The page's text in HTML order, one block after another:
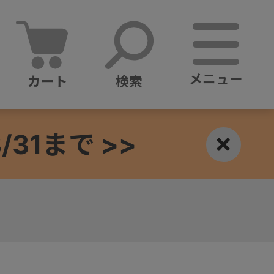
カート 検索 メニュー
31まで >>